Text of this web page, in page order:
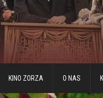
KINO ZORZA O NAS